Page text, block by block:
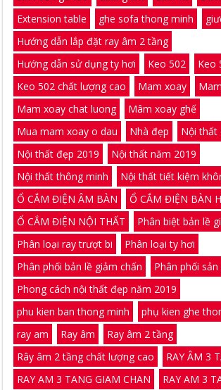
Extension table
ghe sofa thong minh
Hướng dẫn lắp đặt ray âm 2 tầng
Hướng dẫn sử dụng ty hơi
Keo 502
Keo
Keo 502 chất lượng cao
Mam xoay
Mam xoay chat luong
Mâm xoay ghế
Mua mam xoay o dau
Nhà đẹp
Nội thất
Nội thất đẹp 2019
Nội thất năm 2019
Nội thất thông minh
Nội thất tiết kiệm
Ổ CẮM ĐIỆN ÂM BÀN
Ổ CẮM ĐIỆN BÀN
Ổ CẮM ĐIỆN NỘI THẤT
Phân biệt bản lề
Phân loại ray trượt bi
Phân loại ty hơi
Phân phối bản lề giảm chấn
Phân phối
Phong cách nội thất đẹp năm 2019
phu kien ban thong minh
phụ kien ghe
ray am
Ray âm
Ray âm 2 tầng
Rây âm 2 tầng chất lượng cao
RAY ÂM 3
RAY AM 3 TANG GIAM CHAN
RAY AM 3